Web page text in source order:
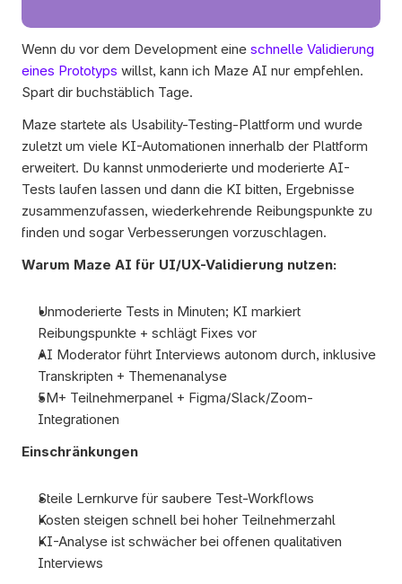
Wenn du vor dem Development eine schnelle Validierung
eines Prototyps willst, kann ich Maze AI nur empfehlen.
Spart dir buchstäblich Tage.
Maze startete als Usability-Testing-Plattform und wurde
zuletzt um viele KI-Automationen innerhalb der Plattform
erweitert. Du kannst unmoderierte und moderierte AI-
Tests laufen lassen und dann die KI bitten, Ergebnisse
zusammenzufassen, wiederkehrende Reibungspunkte zu
finden und sogar Verbesserungen vorzuschlagen.
Warum Maze AI für UI/UX-Validierung nutzen:
Unmoderierte Tests in Minuten; KI markiert
Reibungspunkte + schlägt Fixes vor
AI Moderator führt Interviews autonom durch, inklusive
Transkripten + Themenanalyse
5M+ Teilnehmerpanel + Figma/Slack/Zoom-
Integrationen
Einschränkungen
Steile Lernkurve für saubere Test-Workflows
Kosten steigen schnell bei hoher Teilnehmerzahl
KI-Analyse ist schwächer bei offenen qualitativen
Interviews